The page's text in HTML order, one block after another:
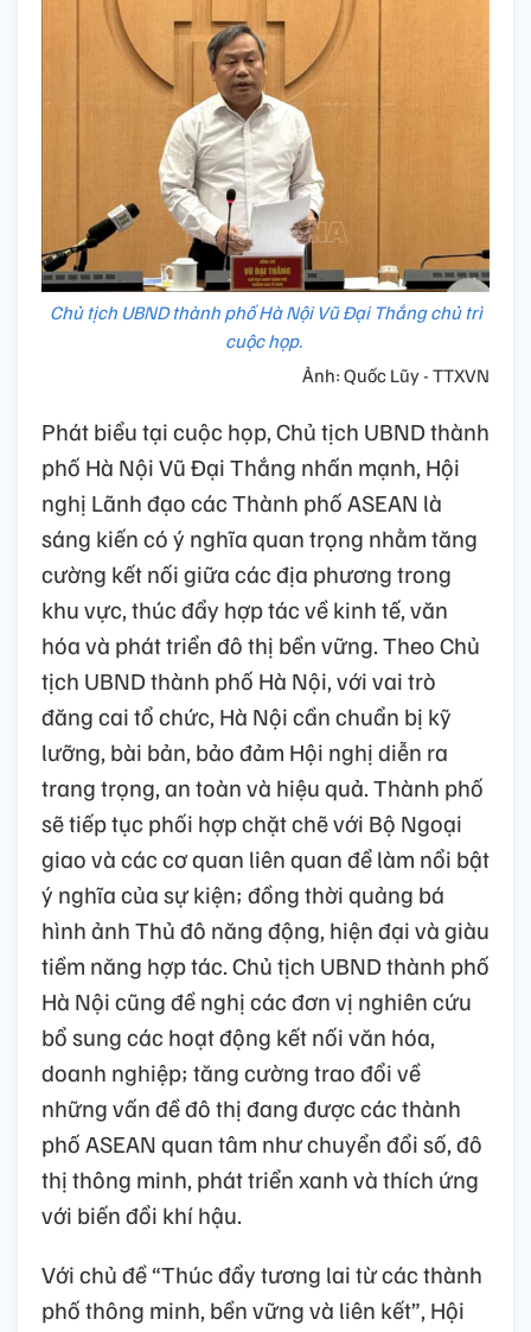
Chủ tịch UBND thành phố Hà Nội Vũ Đại Thắng chủ trì
cuộc họp.
Ảnh: Quốc Lũy - TTXVN
Phát biểu tại cuộc họp, Chủ tịch UBND thành
phố Hà Nội Vũ Đại Thắng nhấn mạnh, Hội
nghị Lãnh đạo các Thành phố ASEAN là
sáng kiến có ý nghĩa quan trọng nhằm tăng
cường kết nối giữa các địa phương trong
khu vực, thúc đẩy hợp tác về kinh tế, văn
hóa và phát triển đô thị bền vững. Theo Chủ
tịch UBND thành phố Hà Nội, với vai trò
đăng cai tổ chức, Hà Nội cần chuẩn bị kỹ
lưỡng, bài bản, bảo đảm Hội nghị diễn ra
trang trọng, an toàn và hiệu quả. Thành phố
sẽ tiếp tục phối hợp chặt chẽ với Bộ Ngoại
giao và các cơ quan liên quan để làm nổi bật
ý nghĩa của sự kiện; đồng thời quảng bá
hình ảnh Thủ đô năng động, hiện đại và giàu
tiềm năng hợp tác. Chủ tịch UBND thành phố
Hà Nội cũng đề nghị các đơn vị nghiên cứu
bổ sung các hoạt động kết nối văn hóa,
doanh nghiệp; tăng cường trao đổi về
những vấn đề đô thị đang được các thành
phố ASEAN quan tâm như chuyển đổi số, đô
thị thông minh, phát triển xanh và thích ứng
với biến đổi khí hậu.
Với chủ đề “Thúc đẩy tương lai từ các thành
phố thông minh, bền vững và liên kết”, Hội